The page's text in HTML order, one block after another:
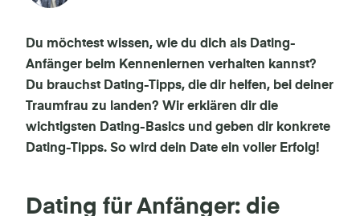
Du möchtest wissen, wie du dich als Dating-
Anfänger beim Kennenlernen verhalten kannst?
Du brauchst Dating-Tipps, die dir helfen, bei deiner
Traumfrau zu landen? Wir erklären dir die
wichtigsten Dating-Basics und geben dir konkrete
Dating-Tipps. So wird dein Date ein voller Erfolg!
Dating für Anfänger: die